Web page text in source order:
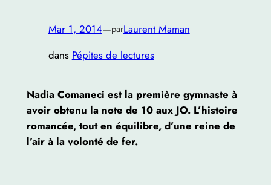
Mar 1, 2014—parLaurent Maman
dans Pépites de lectures
Nadia Comaneci est la première gymnaste à
avoir obtenu la note de 10 aux JO. L’histoire
romancée, tout en équilibre, d’une reine de
l’air à la volonté de fer.